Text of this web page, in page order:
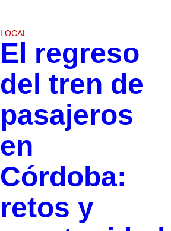
LOCAL
El regreso
del tren de
pasajeros
en
Córdoba:
retos y